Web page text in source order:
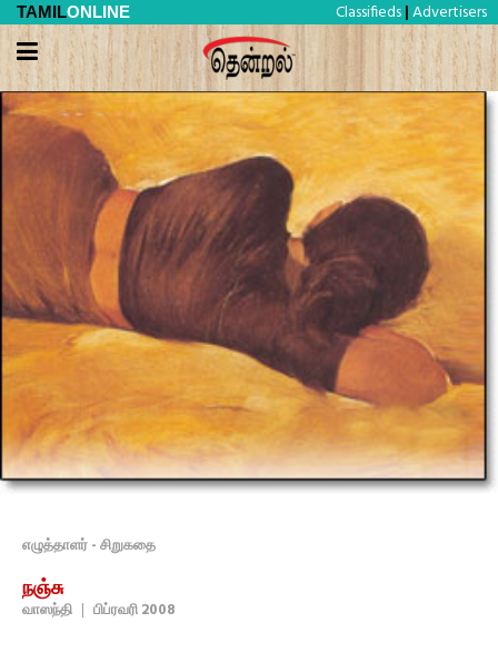
TAMILONLINE Classifieds | Advertisers
எழுத்தாளர் - சிறுகதை
நஞ்சு
வாஸந்தி | பிப்ரவரி 2008